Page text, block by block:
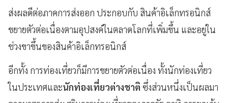
ส่งผลดีต่อภาคการส่งออก ประกอบกับ สินค้าอิเล็กทรอนิกส์
ขยายตัวต่อเนื่องตามอุปสงค์ในตลาดโลกที่เพิ่มขึ้น และอยู่ใน
ช่วงขาขึ้นของสินค้าอิเล็กทรอนิกส์
อีกทั้ง การท่องเที่ยวก็มีการขยายตัวต่อเนื่อง ทั้งนักท่องเที่ยว
ในประเทศและนักท่องเที่ยวต่างชาติ ซึ่งส่วนหนึ่งเป็นผลมา